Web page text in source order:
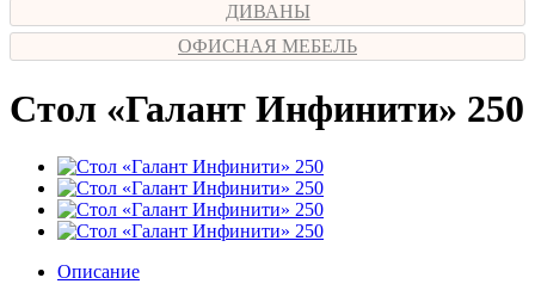
ДИВАНЫ
ОФИСНАЯ МЕБЕЛЬ
Стол «Галант Инфинити» 250
Описание